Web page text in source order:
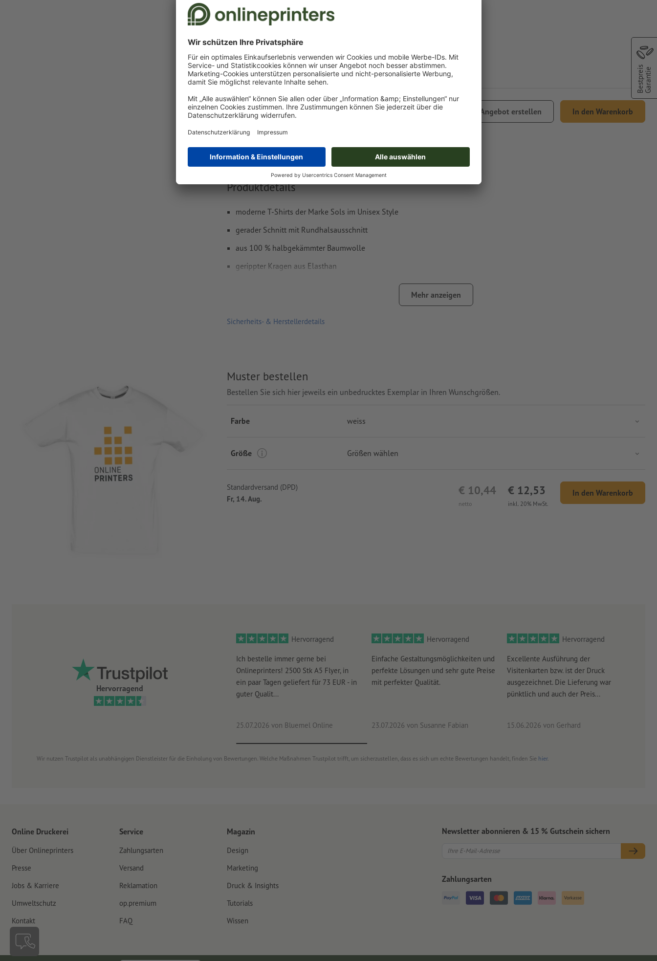
Sie können Ihre Druckdaten vor oder nach dem Kauf
hochladen.
€ 47,71 € 57,25 Angebot erstellen In den Warenkorb
Lieferung ca.:
Fr, 21. Aug. - Mo, 24. Aug.
Gewicht: ca.1,7 kg
Produktdetails
moderne T-Shirts der Marke Sols im Unisex Style
gerader Schnitt mit Rundhalsausschnitt
aus 100 % halbgekämmter Baumwolle
gerippter Kragen aus Elasthan
nach Wahl Vorder- und/oder Rückseite mit unterschiedlichen Motiven bedruckbar
Waschbar bei maximal 30 °C. Vor dem Waschen auf links drehen, sodass der Druck innen liegt.
Verarbeitung: Siebdruck
Mehr anzeigen
Sicherheits- & Herstellerdetails
Muster bestellen
Bestellen Sie sich hier jeweils ein unbedrucktes Exemplar in Ihren Wunschgrößen.
Farbe weiss
Größe Größen wählen
netto
€ 10,44
inkl. 20% MwSt.
€ 12,53 In den Warenkorb
Standardversand (DPD)
Fr, 14. Aug.
Hervorragend
Hervorragend
Ich bestelle immer gerne bei
Onlineprinters! 2500 Stk A5 Flyer, in
ein paar Tagen geliefert für 73 EUR - in
guter Qualit...
25.07.2026 von Bluemel Online
Hervorragend
Einfache Gestaltungsmöglichkeiten und
perfekte Lösungen und sehr gute Preise
mit perfekter Qualität.
23.07.2026 von Susanne Fabian
Hervorragend
Excellente Ausführung der
Visitenkarten bzw. ist der Druck
ausgezeichnet. Die Lieferung war
pünktlich und auch der Preis...
15.06.2026 von Gerhard
Wir nutzen Trustpilot als unabhängigen Dienstleister für die Einholung von Bewertungen. Welche Maßnahmen Trustpilot trifft, um sicherzustellen, dass es sich um echte Bewertungen handelt, finden Sie hier.
BestpreisGarantie
Online Druckerei
Über Onlineprinters
Presse
Jobs & Karriere
Umweltschutz
Kontakt
Service
Zahlungsarten
Versand
Reklamation
op.premium
FAQ
Magazin
Design
Marketing
Druck & Insights
Tutorials
Wissen
Newsletter abonnieren & 15 % Gutschein sichern
Zahlungsarten
Vorkasse